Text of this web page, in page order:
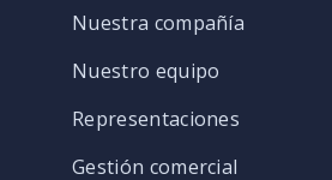
Nuestra compañía
Nuestro equipo
Representaciones
Gestión comercial